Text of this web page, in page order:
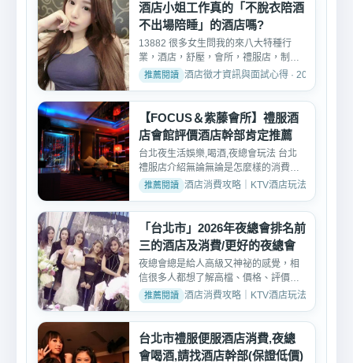
酒店小姐工作真的「不脫衣陪酒
不出場陪睡」的酒店嗎?
13882 很多女生問我的來八大特種行
業，酒店，舒壓，會所，禮服店，制服
店，便服店，護膚養生館，...
酒店徵才資訊與面試心得 · 2025-04-19
【FOCUS＆紫藤會所】禮服酒
店會館評價酒店幹部肯定推薦
台北夜生活娛樂,喝酒,夜總會玩法 台北
禮服店介紹無論無論是怎麼樣的消費價
位模式、重點都在於您...
酒店消費攻略｜KTV酒店玩法、消費與
「台北市」2026年夜總會排名前
三的酒店及消費/更好的夜總會
夜總會總是給人高級又神祕的感覺，相
信很多人都想了解高檔、價格、評價、
好玩純便服店的消費方式...
酒店消費攻略｜KTV酒店玩法、消費與
台北市禮服便服酒店消費,夜總
會喝酒,請找酒店幹部(保證低價)